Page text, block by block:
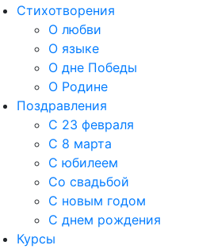
Стихотворения
О любви
О языке
О дне Победы
О Родине
Поздравления
С 23 февраля
С 8 марта
С юбилеем
Со свадьбой
С новым годом
С днем рождения
Курсы